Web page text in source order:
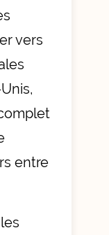
vers
entre